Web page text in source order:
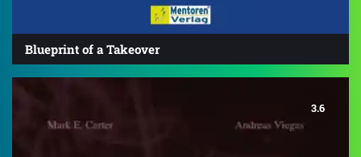
Blueprint of a Takeover
3.6